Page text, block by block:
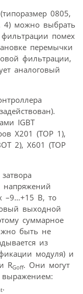
0805,
4) можно выбрать
помех
перемычки
фильтрации,
аналоговый
IGBT
X201 (TOP 1),
2), X601 (TOP
напряжений
–9…+15 В, то
выходной
суммарное
быть не
из
модуля) и
и RGoff. Они могут
выражением:
.